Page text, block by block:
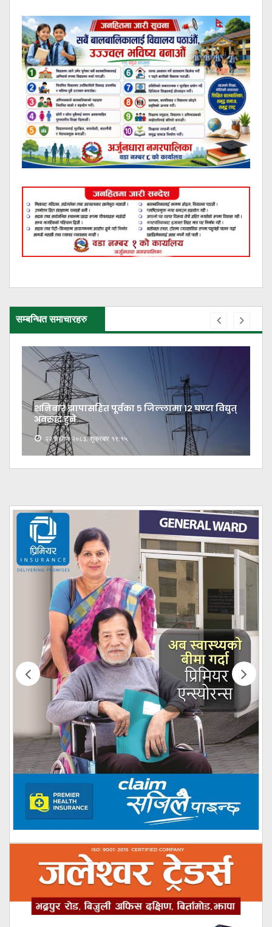
सम्बन्धित समाचारहरु
शनिबार झापासहित पूर्वका ५ जिल्लामा १२ घण्टा विद्युत्
अवरुद्ध हुने
२२ श्रावण २०८३, शुक्रबार १९:१५